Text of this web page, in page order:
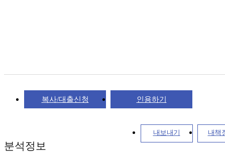
복사/대출신청 인용하기
내보내기 내책
분석정보